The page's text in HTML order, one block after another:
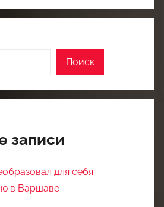
Поиск
записи
для себя
в Варшаве